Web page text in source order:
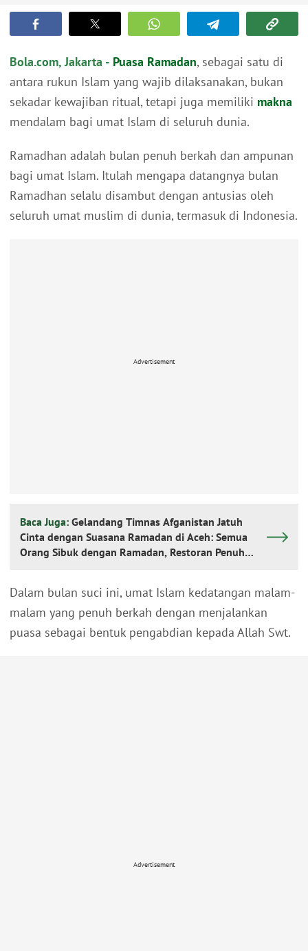
Bola.com, Jakarta - Puasa Ramadan, sebagai satu di
antara rukun Islam yang wajib dilaksanakan, bukan
sekadar kewajiban ritual, tetapi juga memiliki makna
mendalam bagi umat Islam di seluruh dunia.
Ramadhan adalah bulan penuh berkah dan ampunan
bagi umat Islam. Itulah mengapa datangnya bulan
Ramadhan selalu disambut dengan antusias oleh
seluruh umat muslim di dunia, termasuk di Indonesia.
Advertisement
Baca Juga: Gelandang Timnas Afganistan Jatuh
Cinta dengan Suasana Ramadan di Aceh: Semua
Orang Sibuk dengan Ramadan, Restoran Penuh
Dalam bulan suci ini, umat Islam kedatangan malam-
malam yang penuh berkah dengan menjalankan
puasa sebagai bentuk pengabdian kepada Allah Swt.
Advertisement